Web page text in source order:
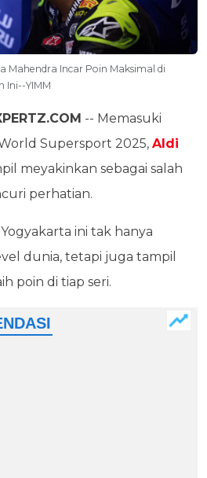
Mahendra Incar Poin Maksimal di
Ini--YIMM
-- Memasuki
Supersport 2025, Aldi
meyakinkan sebagai salah
perhatian.
ini tak hanya
dunia, tetapi juga tampil
poin di tiap seri.